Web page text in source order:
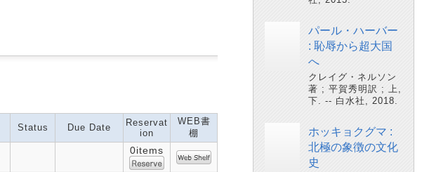
Status Due Date
Reservat
ion
WEB書
棚
0items
パール・ハーバー
: 恥辱から超大国
へ
クレイグ・ネルソン
著 ; 平賀秀明訳 ; 上,
下. -- 白水社, 2018.
ホッキョクグマ :
北極の象徴の文化
史